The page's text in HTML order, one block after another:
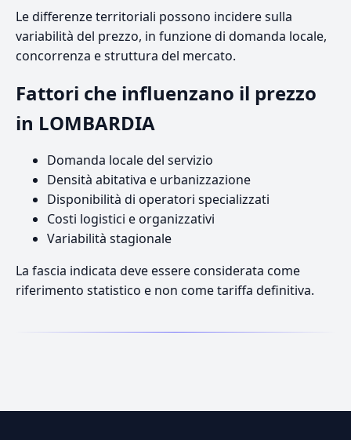
Le differenze territoriali possono incidere sulla
variabilità del prezzo, in funzione di domanda locale,
concorrenza e struttura del mercato.
Fattori che influenzano il prezzo
in LOMBARDIA
Domanda locale del servizio
Densità abitativa e urbanizzazione
Disponibilità di operatori specializzati
Costi logistici e organizzativi
Variabilità stagionale
La fascia indicata deve essere considerata come
riferimento statistico e non come tariffa definitiva.